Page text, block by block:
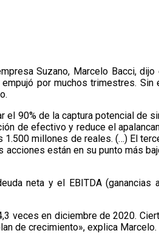
Suzano, Marcelo Bacci,
por muchos trimestres.
90% de la captura potencial de
de efectivo y reduce el
millones de reales. (…) El
están en su punto más
neta y el EBITDA
veces en diciembre de 2020.
de crecimiento», explica Marcelo.